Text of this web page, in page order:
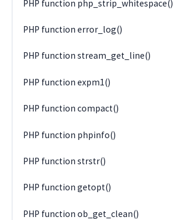
PHP function php_strip_whitespace()
PHP function error_log()
PHP function stream_get_line()
PHP function expm1()
PHP function compact()
PHP function phpinfo()
PHP function strstr()
PHP function getopt()
PHP function ob_get_clean()